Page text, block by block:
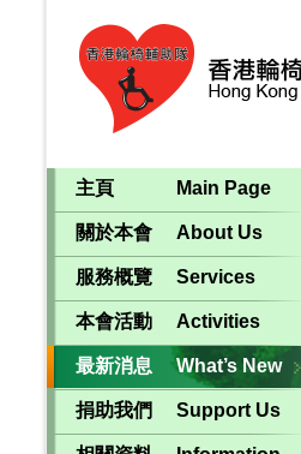
主頁 Main Page
關於本會 About Us
服務概覽 Services
本會活動 Activities
最新消息 What’s New
捐助我們 Support Us